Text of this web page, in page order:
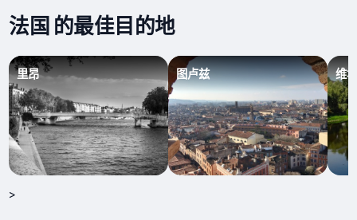
法国 的最佳目的地
里昂 图卢兹 维
>